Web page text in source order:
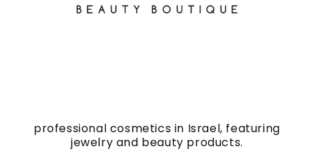
professional cosmetics in Israel, featuring
jewelry and beauty products.